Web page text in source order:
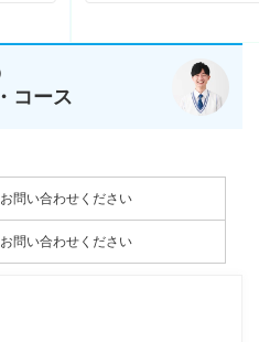
コース
問い合わせください
問い合わせください